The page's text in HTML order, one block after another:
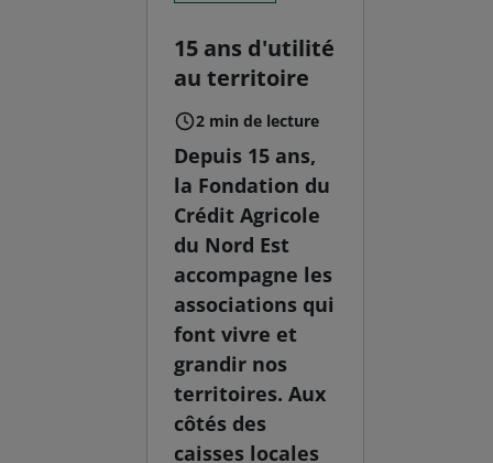
15 ans d'utilité
au territoire
2 min de lecture
Depuis 15 ans,
la Fondation du
Crédit Agricole
du Nord Est
accompagne les
associations qui
font vivre et
grandir nos
territoires. Aux
côtés des
caisses locales